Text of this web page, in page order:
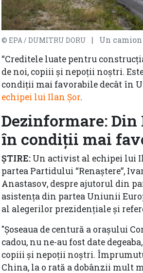
© EPA / DUMITRU DORU | Un camion
“Creditele luate pentru
de noi, copiii și nepoții noștri.
condiții mai favorabile decât în
echipei lui Ilan Șor.
Dezinformare: Din
în condiții mai
ȘTIRE: Un activist al echipei lui
partea Partidului “Renaștere”,
Anastasov, despre ajutorul din
asistența din partea Uniunii
al alegerilor prezidențiale și
"Șoseaua de centură a orașului
cadou, nu ne-au fost date
copiii și nepoții noștri.
China, la o rată a dobânzii mult